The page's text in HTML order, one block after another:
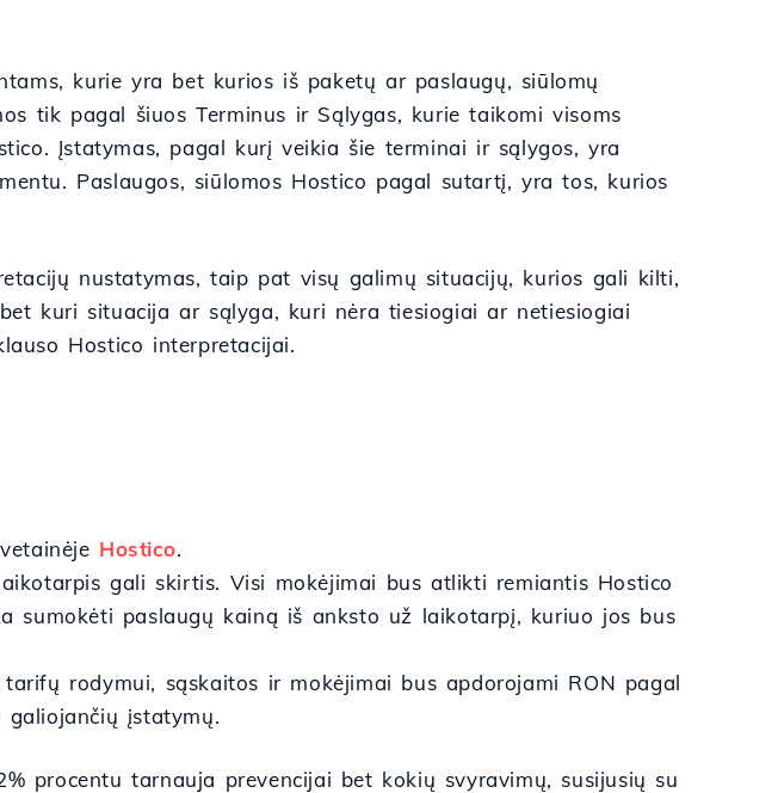
kurie yra bet kurios iš paketų ar paslaugų, siūlomų
tik pagal šiuos Terminus ir Sąlygas, kurie taikomi visoms
Įstatymas, pagal kurį veikia šie terminai ir sąlygos, yra
Paslaugos, siūlomos Hostico pagal sutartį, yra tos, kurios
nustatymas, taip pat visų galimų situacijų, kurios gali kilti,
kuri situacija ar sąlyga, kuri nėra tiesiogiai ar netiesiogiai
Hostico interpretacijai.
Hostico.
gali skirtis. Visi mokėjimai bus atlikti remiantis Hostico
sumokėti paslaugų kainą iš anksto už laikotarpį, kuriuo jos bus
rodymui, sąskaitos ir mokėjimai bus apdorojami RON pagal
galiojančių įstatymų.
procentu tarnauja prevencijai bet kokių svyravimų, susijusių su